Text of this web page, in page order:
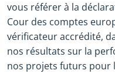
vous référer à la
Cour des comptes
vérificateur accrédité,
nos résultats sur la
nos projets futurs pour